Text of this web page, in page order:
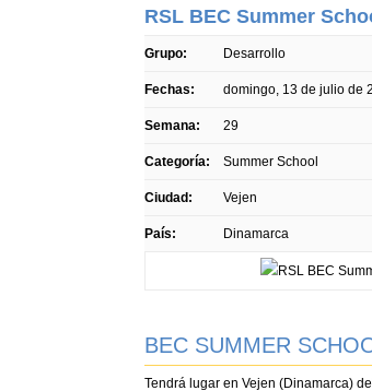
RSL BEC Summer
Grupo: Desarrollo
Fechas: domingo, 13 de julio de
Semana: 29
Categoría: Summer School
Ciudad: Vejen
País: Dinamarca
BEC SUMMER
Tendrá lugar en Vejen (Dinamarca)